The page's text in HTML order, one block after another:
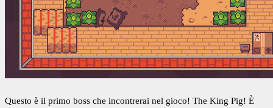
Questo è il primo boss che incontrerai nel gioco! The King Pig! È